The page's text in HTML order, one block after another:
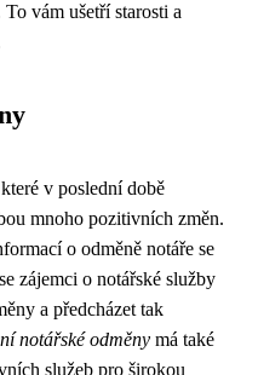
vám ušetří starosti a
v poslední době
mnoho pozitivních změn.
o odměně notáře se
zájemci o notářské služby
a předcházet tak
notářské odměny má také
služeb pro širokou